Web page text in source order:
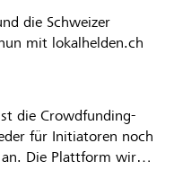
die Schweizer
mit lokalhelden.ch
die Crowdfunding-
für Initiatoren noch
Die Plattform wird